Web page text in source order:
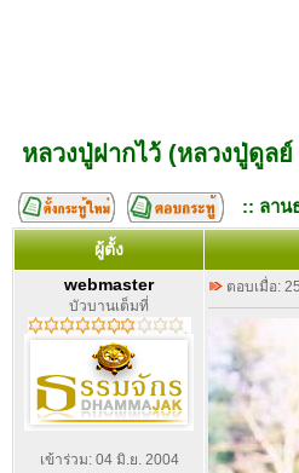
หลวงปู่ฝากไว้ (หลวงปู่ดูล
:: ลาน
ผู้ตั้ง
webmaster
บัวบานเต็มที่
เข้าร่วม: 04 มิ.ย. 2004
ตอบเมื่อ: